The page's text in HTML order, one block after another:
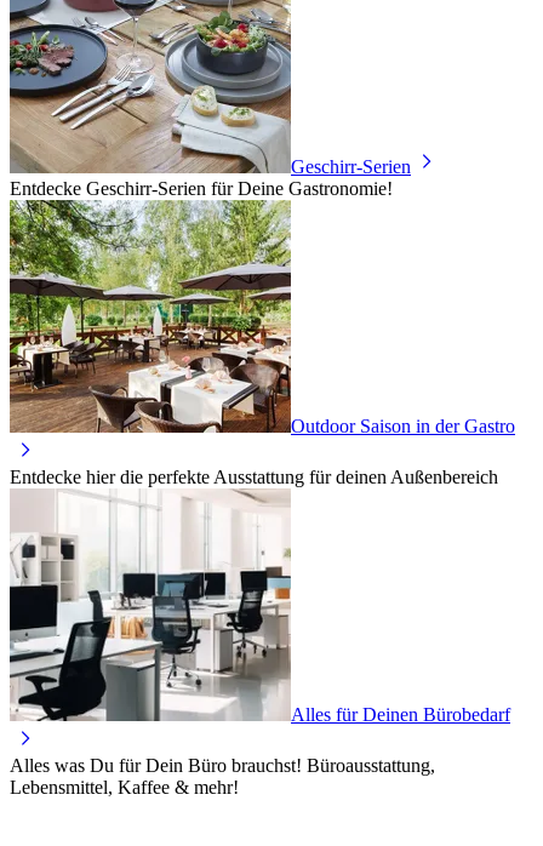
Geschirr-Serien
Entdecke Geschirr-Serien für Deine Gastronomie!
Outdoor Saison in der Gastro
Entdecke hier die perfekte Ausstattung für deinen Außenbereich
Alles für Deinen Bürobedarf
Alles was Du für Dein Büro brauchst! Büroausstattung,
Lebensmittel, Kaffee & mehr!